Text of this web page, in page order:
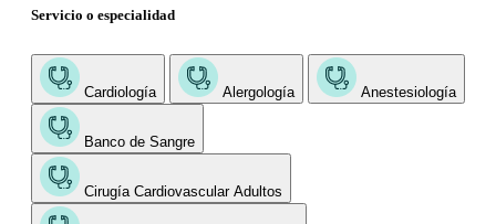
Servicio o especialidad
Cardiología Alergología Anestesiología
Banco de Sangre
Cirugía Cardiovascular Adultos